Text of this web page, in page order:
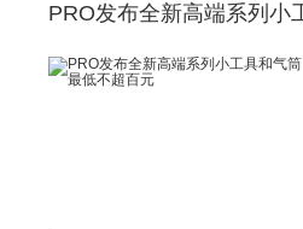
PRO发布全新高端系列小